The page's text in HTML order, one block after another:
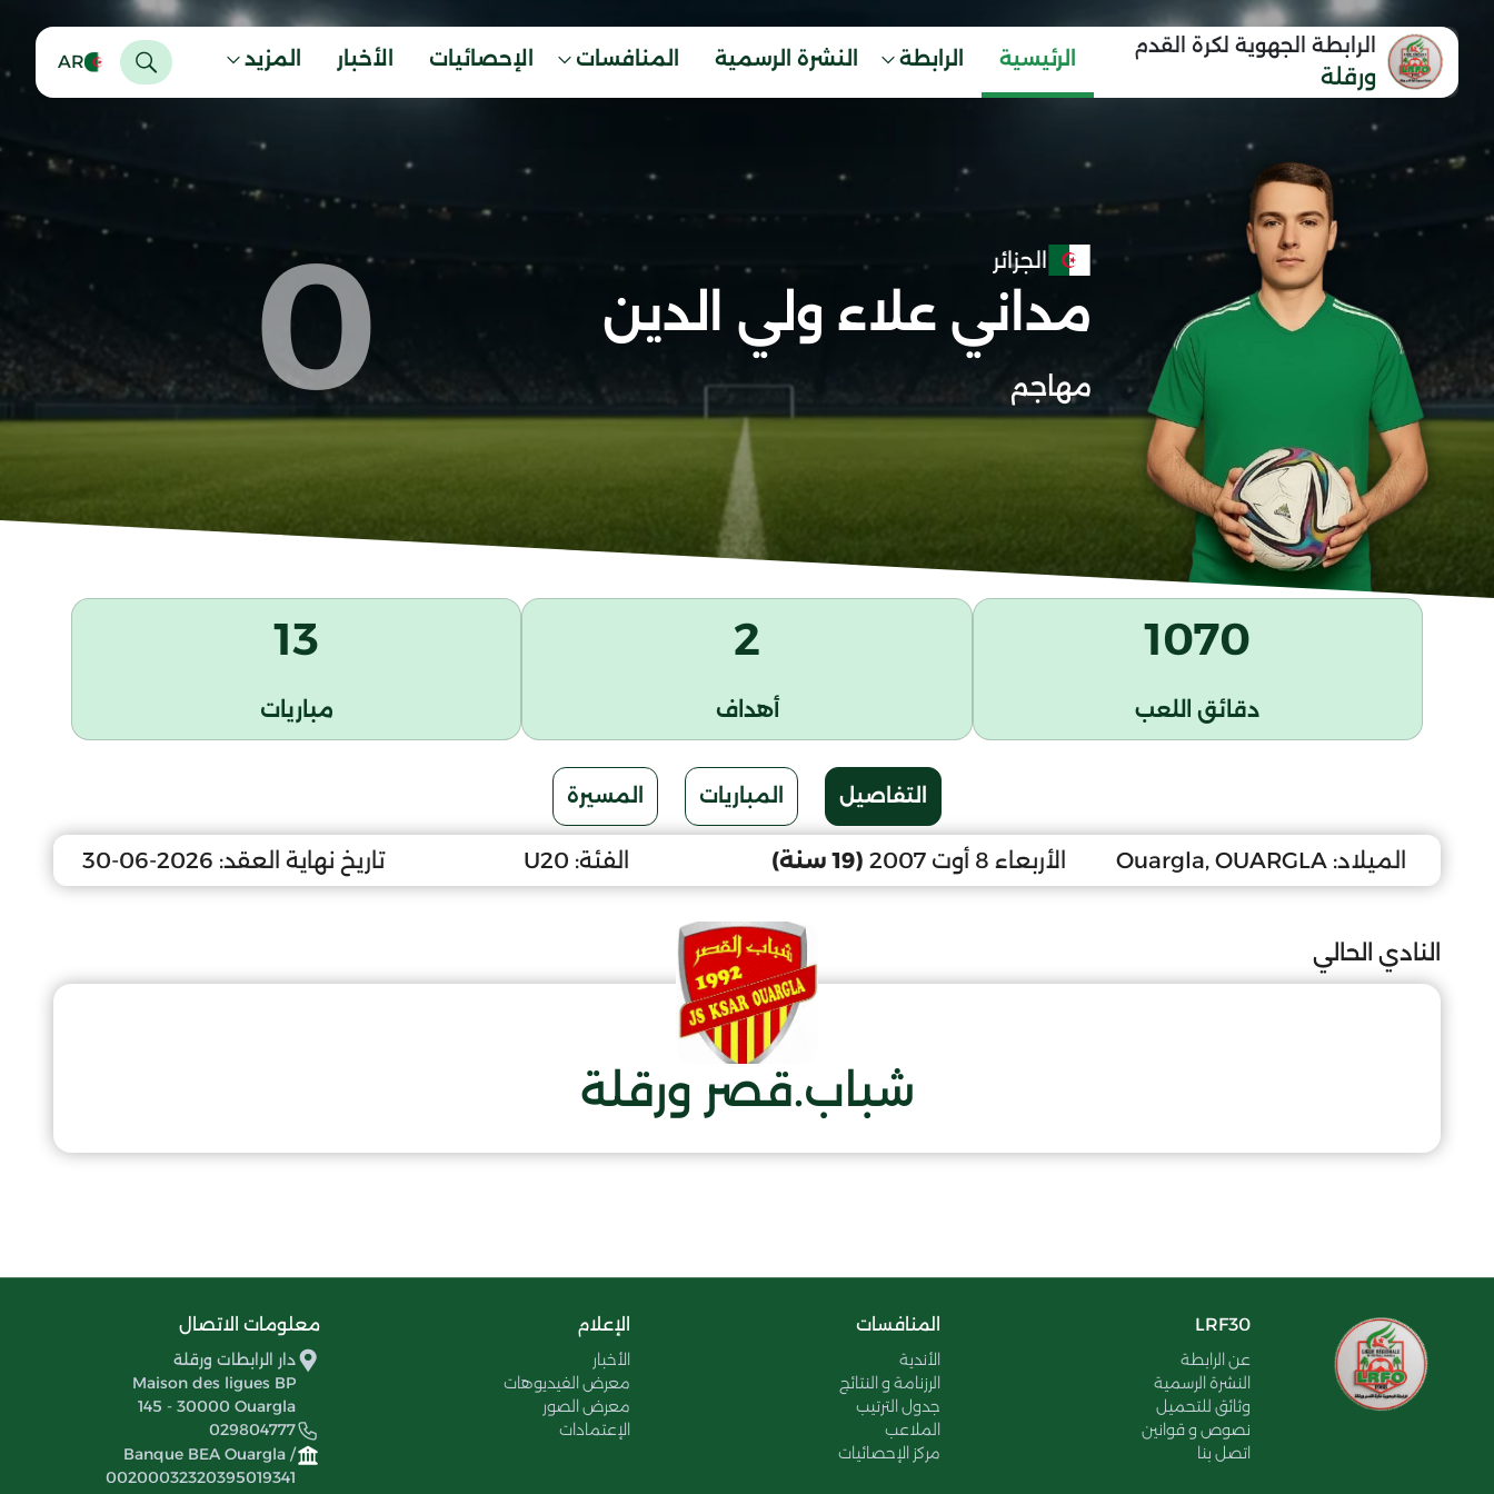
الرابطة الجهوية لكرة القدم
ورقلة
الرئيسية الرابطة النشرة الرسمية المنافسات الإحصائيات الأخبار المزيد AR
الجزائر
مداني علاء ولي الدين
مهاجم 0
1070
دقائق اللعب
2
أهداف
13
مباريات
التفاصيل المباريات المسيرة
الميلاد: Ouargla, OUARGLA الأربعاء 8 أوت 2007 (19 سنة) الفئة: U20 تاريخ نهاية العقد: 2026-06-30
النادي الحالي
شباب.قصر ورقلة
LRF30
عن الرابطة
النشرة الرسمية
وثائق للتحميل
نصوص و قوانين
اتصل بنا
المنافسات
الأندية
الرزنامة و النتائج
جدول الترتيب
الملاعب
مركز الإحصائيات
الإعلام
الأخبار
معرض الفيديوهات
معرض الصور
الإعتمادات
معلومات الاتصال
دار الرابطات ورقلة
Maison des ligues BP
145 - 30000 Ouargla
029804777
Banque BEA Ouargla /
00200032320395019341